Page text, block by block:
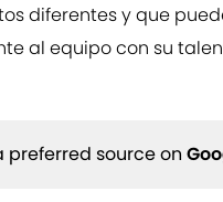
diferentes y que
al equipo con su
preferred source on